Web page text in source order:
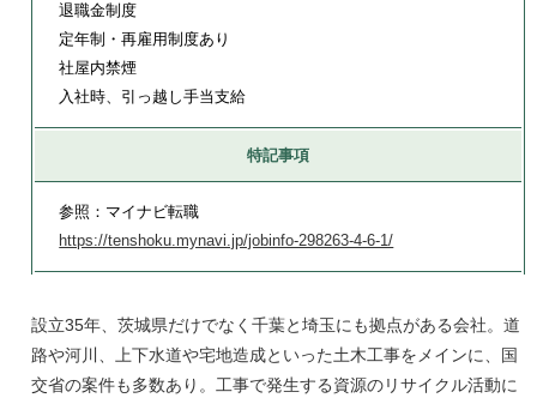
退職金制度
定年制・再雇用制度あり
社屋内禁煙
入社時、引っ越し手当支給
特記事項
参照：マイナビ転職
https://tenshoku.mynavi.jp/jobinfo-298263-4-6-1/
設立35年、茨城県だけでなく千葉と埼玉にも拠点がある会社。道
路や河川、上下水道や宅地造成といった土木工事をメインに、国
交省の案件も多数あり。工事で発生する資源のリサイクル活動に